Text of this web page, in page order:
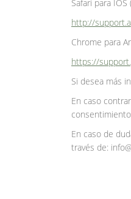
Safari para IOS
http://
Chrome para
https://
Si desea más
En caso
En caso de
través de: